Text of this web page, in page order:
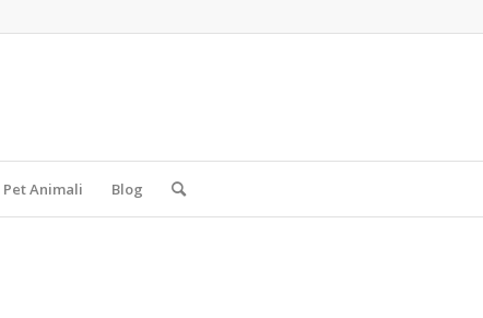
Pet Animali Blog